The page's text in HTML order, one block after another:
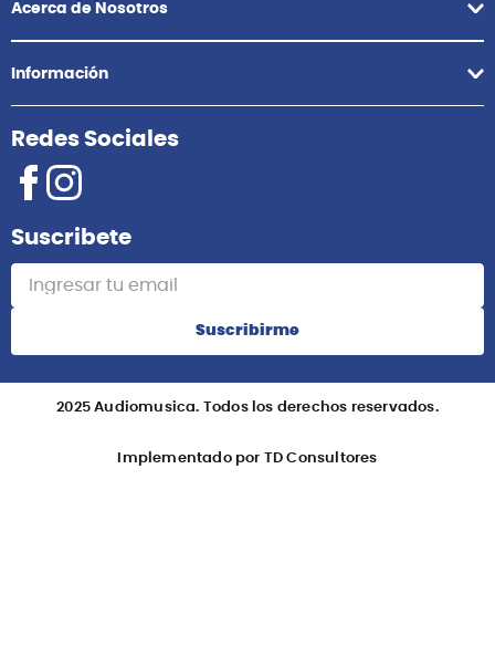
Acerca de Nosotros
Información
Redes Sociales
Suscribete
Suscribirme
2025 Audiomusica. Todos los derechos reservados.
Implementado por TD Consultores